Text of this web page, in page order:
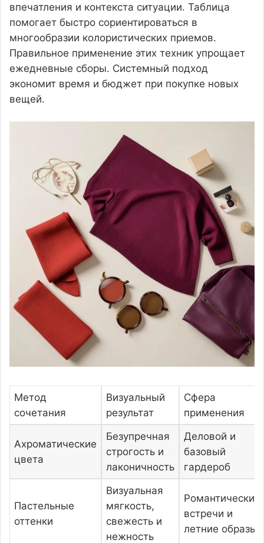
впечатления и контекста ситуации. Таблица
помогает быстро сориентироваться в
многообразии колористических приемов.
Правильное применение этих техник упрощает
ежедневные сборы. Системный подход
экономит время и бюджет при покупке новых
вещей.
Метод
сочетания
Визуальный
результат
Сфера
применения
Ахроматические
цвета
Безупречная
строгость и
лаконичность
Деловой и
базовый
гардероб
Пастельные
оттенки
Визуальная
мягкость,
свежесть и
нежность
Романтические
встречи и
летние образы